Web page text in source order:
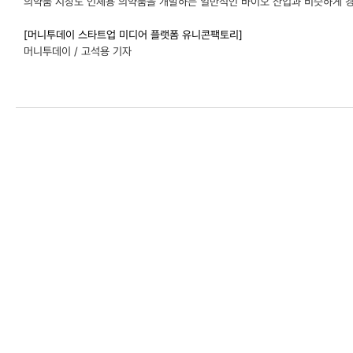
[머니투데이 스타트업 미디어 플랫폼 유니콘팩토리]
머니투데이 / 고석용 기자